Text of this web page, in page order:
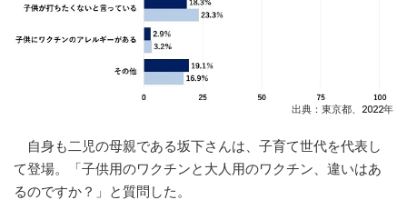
出典：東京都、2022年
自身も二児の母親である坂下さんは、子育て世代を代表し
て登場。「子供用のワクチンと大人用のワクチン、違いはあ
るのですか？」と質問した。